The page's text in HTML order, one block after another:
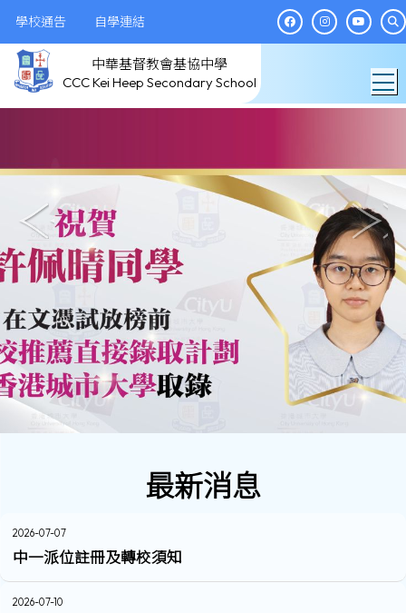
學校通告 自學連結
中華基督教會基協中學
CCC Kei Heep Secondary School
瀏覽精彩花絮 >>>>
最新消息
2026-07-07
中一派位註冊及轉校須知
2026-07-10